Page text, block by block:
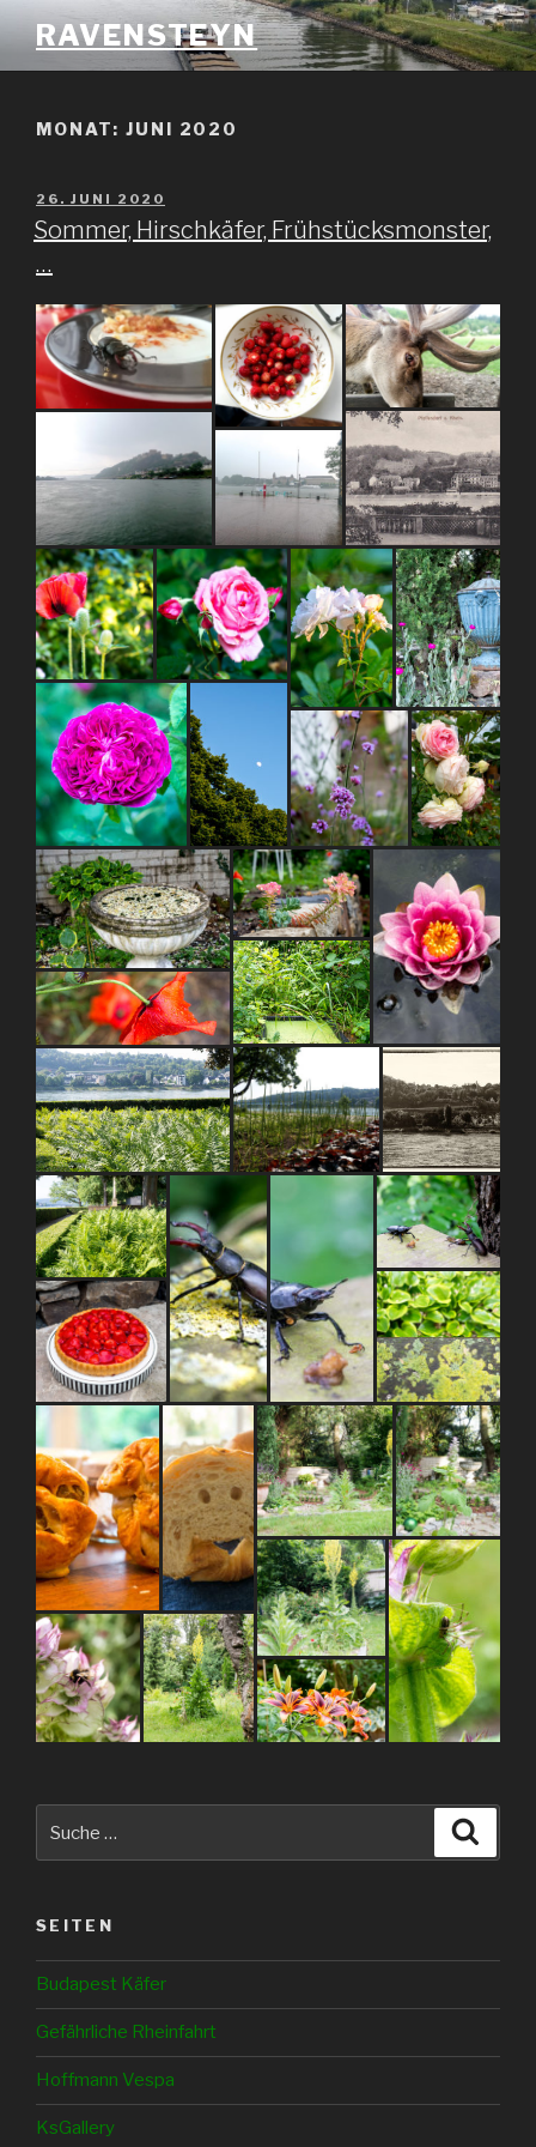
Inhalt
springen
RAVENSTEYN
MONAT: JUNI 2020
VERÖFFENTLICHT
AM
26. JUNI 2020
Sommer, Hirschkäfer, Frühstücksmonster,
…
SEITEN
Budapest Käfer
Gefährliche Rheinfahrt
Hoffmann Vespa
KsGallery